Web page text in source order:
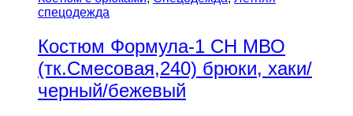
спецодежда
Костюм Формула-1 CH МВО
(тк.Смесовая,240) брюки, хаки/
черный/бежевый